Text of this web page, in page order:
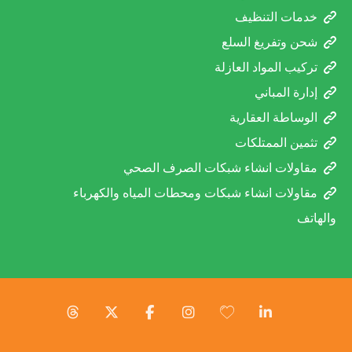
خدمات التنظيف
شحن وتفريغ السلع
تركيب المواد العازلة
إدارة المباني
الوساطة العقارية
تثمين الممتلكات
مقاولات انشاء شبكات الصرف الصحي
مقاولات انشاء شبكات ومحطات المياه والكهرباء
والهاتف